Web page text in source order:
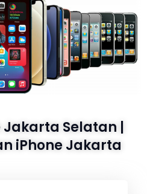
Jakarta Selatan |
iPhone Jakarta